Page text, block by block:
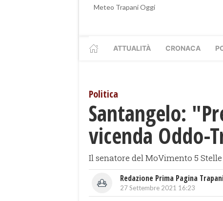
Meteo Trapani Oggi
ATTUALITÀ CRONACA
Politica
Santangelo:
vicenda Oddo-
​Il senatore del MoVimento 5
Redazione Prima Pagina
27 Settembre 2021 16:23